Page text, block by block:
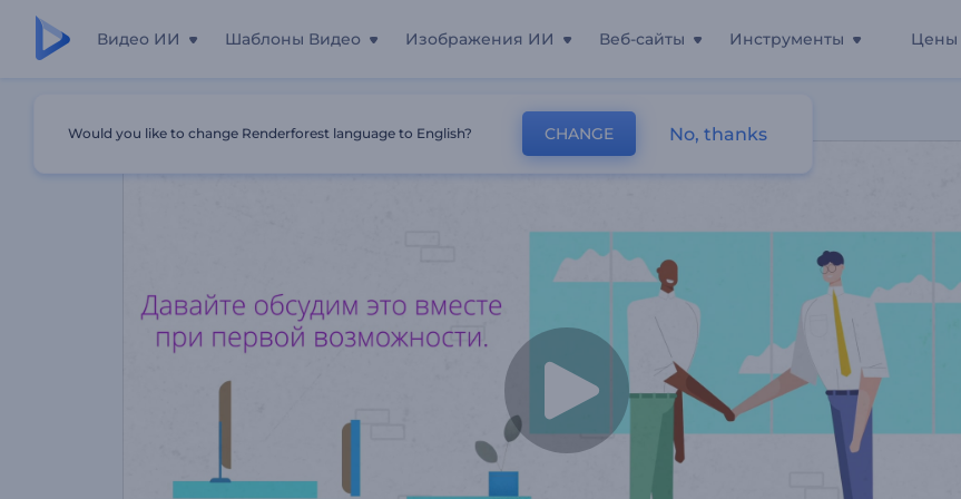
Видео ИИ Шаблоны Видео Изображения ИИ Веб-сайты Инструменты Цены
Would you like to change Renderforest language to English? CHANGE No, thanks